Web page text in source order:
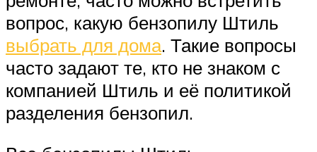
вопрос, какую бензопилу Штиль
выбрать для дома. Такие вопросы
часто задают те, кто не знаком с
компанией Штиль и её политикой
разделения бензопил.